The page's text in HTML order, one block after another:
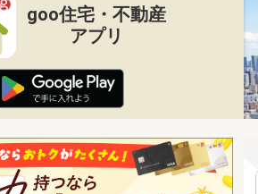
goo住宅・不動産
アプリ